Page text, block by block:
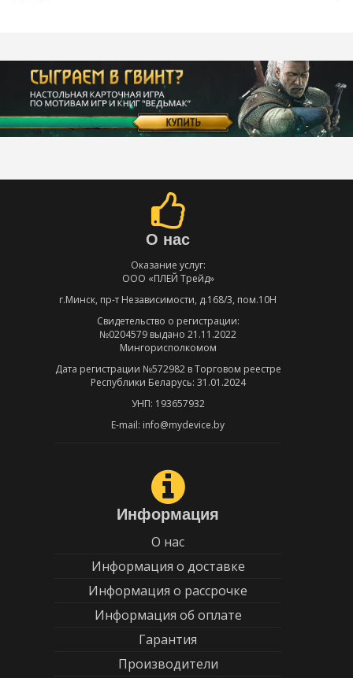
О нас
Оказание услуг:
ООО «ПЛЕЙ Трейд»
г.Минск, пр-т Независимости, д.168/3, пом.10Н
Свидетельство о регистрации:
№0204579 выдано 21.11.2022
Мингорисполкомом
Дата регистрации №572982 в Торговом реестре
Республики Беларусь: 31.01.2024
УНП: 193657932
E-mail: info@mydevice.by
Информация
О нас
Информация о доставке
Информация о рассрочке
Информация об оплате
Гарантия
Производители